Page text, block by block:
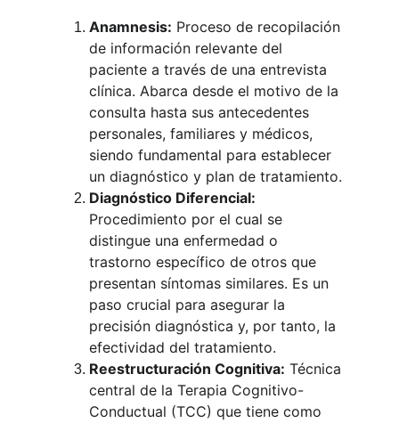
Anamnesis: Proceso de recopilación
de información relevante del
paciente a través de una entrevista
clínica. Abarca desde el motivo de la
consulta hasta sus antecedentes
personales, familiares y médicos,
siendo fundamental para establecer
un diagnóstico y plan de tratamiento.
Diagnóstico Diferencial:
Procedimiento por el cual se
distingue una enfermedad o
trastorno específico de otros que
presentan síntomas similares. Es un
paso crucial para asegurar la
precisión diagnóstica y, por tanto, la
efectividad del tratamiento.
Reestructuración Cognitiva: Técnica
central de la Terapia Cognitivo-
Conductual (TCC) que tiene como